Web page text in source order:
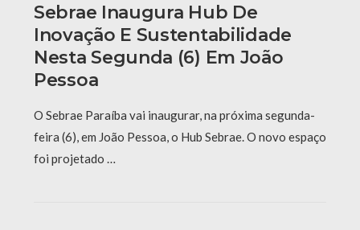
Sebrae Inaugura Hub De
Inovação E Sustentabilidade
Nesta Segunda (6) Em João
Pessoa
O Sebrae Paraíba vai inaugurar, na próxima segunda-
feira (6), em João Pessoa, o Hub Sebrae. O novo espaço
foi projetado …